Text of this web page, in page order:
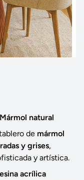
natural
de mármol
y grises,
y artística.
acrílica